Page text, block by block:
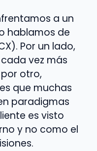
a un
hablamos de
Por un lado,
vez más
otro,
que muchas
paradigmas
es visto
y no como el